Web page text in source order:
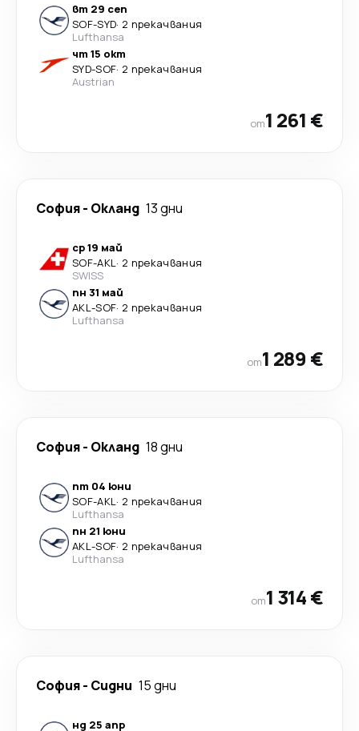
вт 29 сеп
SOF-SYD· 2 прекачвания
Lufthansa
чт 15 окт
SYD-SOF· 2 прекачвания
Austrian
от1 261 €
София- Окланд 13 дни
ср 19 май
SOF-AKL· 2 прекачвания
SWISS
пн 31 май
AKL-SOF· 2 прекачвания
Lufthansa
от1 289 €
София- Окланд 18 дни
пт 04 юни
SOF-AKL· 2 прекачвания
Lufthansa
пн 21 юни
AKL-SOF· 2 прекачвания
Lufthansa
от1 314 €
София- Сидни 15 дни
нд 25 апр